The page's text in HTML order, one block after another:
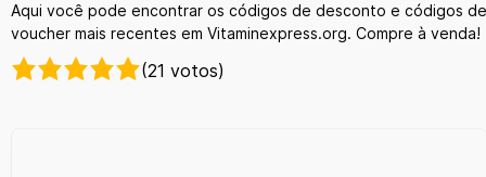
Aqui você pode encontrar os códigos de desconto e códigos de
voucher mais recentes em Vitaminexpress.org. Compre à venda!
(21 votos)